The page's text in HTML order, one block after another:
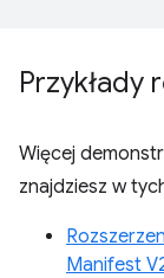
Przykłady
Więcej
znajdziesz w
Manifest